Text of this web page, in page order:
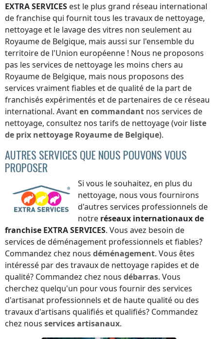
EXTRA SERVICES est le plus grand réseau international
de franchise qui fournit tous les travaux de nettoyage,
nettoyage et le lavage des vitres non seulementau
Royaume de Belgique, mais aussi sur l'ensemble du
territoire de l'Union européenne ! Nous ne proposons
pas les services de nettoyage les moins chers au
Royaume de Belgique, mais nous proposons des
services vraiment fiables et de qualité de la part de
franchisés expérimentés et de partenaires de ce réseau
international. Avanten commandant nos services de
nettoyage, consultez nos tarifs de nettoyage (voir liste
de prix nettoyage Royaume de Belgique).
AUTRES SERVICES QUE NOUS POUVONS VOUS
PROPOSER
Si vous le souhaitez, en plus du
nettoyage, nous vous fournirons
d'autres services professionnels de
notre réseaux internationaux de
franchise EXTRA SERVICES. Vous avez besoin de
services de déménagement professionnels et fiables?
Commandez chez nous déménagement. Vous êtes
intéressé par des travaux de nettoyage rapides et de
qualité? Commandez chez nous débarras. Vous
cherchez quelqu'un pour vous fournir des services
d'artisanat professionnels et de haute qualité ou des
travaux d'artisans qualifiés et qualifiés? Commandez
chez nous services artisanaux.